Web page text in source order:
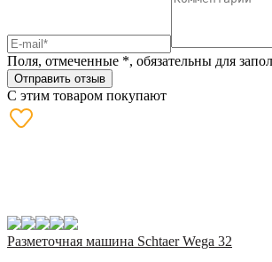
Поля, отмеченные *, обязательны для
Отправить отзыв
С этим товаром покупают
Разметочная машина Schtaer Wega 32